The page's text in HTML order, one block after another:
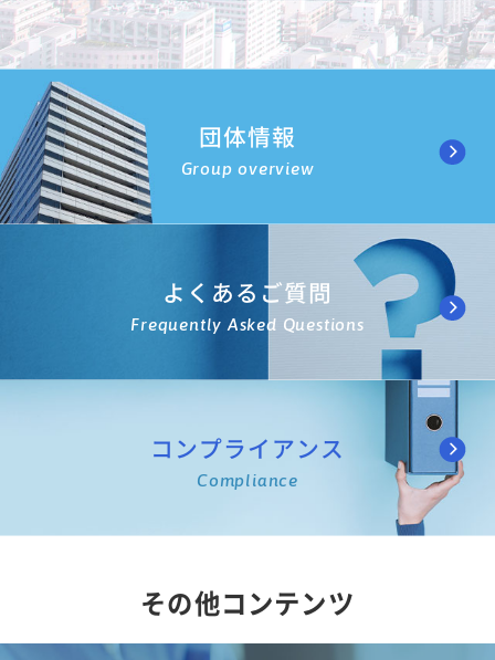
団体情報
Group overview
よくあるご質問
Frequently Asked Questions
コンプライアンス
Compliance
その他コンテンツ